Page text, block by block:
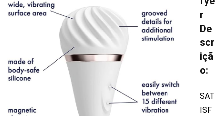
r
De
scr
içã
o:
SAT
ISF